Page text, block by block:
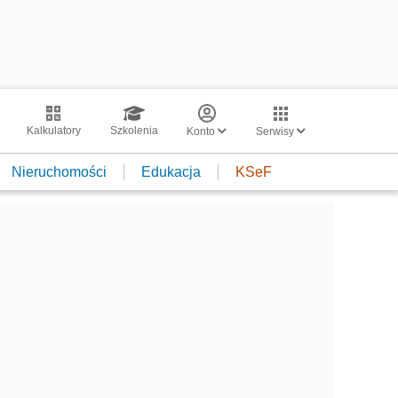
Kalkulatory Szkolenia Konto Serwisy
Nieruchomości Edukacja KSeF